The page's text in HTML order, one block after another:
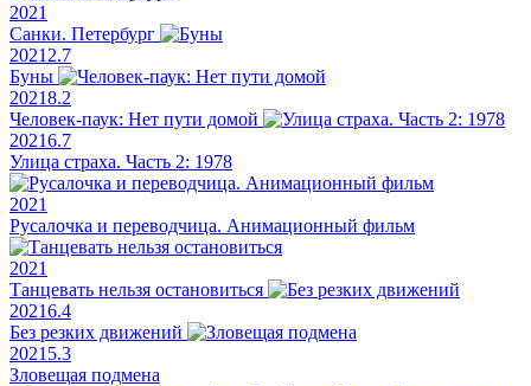
2021
Санки. Петербург
2021 2.7
Буны
20218.2
Человек-паук: Нет пути домой
20216.7
Улица страха. Часть 2: 1978
2021
Русалочка и переводчица. Анимационный фильм
2021
Танцевать нельзя остановиться
20216.4
Без резких движений
2021 5.3
Зловещая подмена